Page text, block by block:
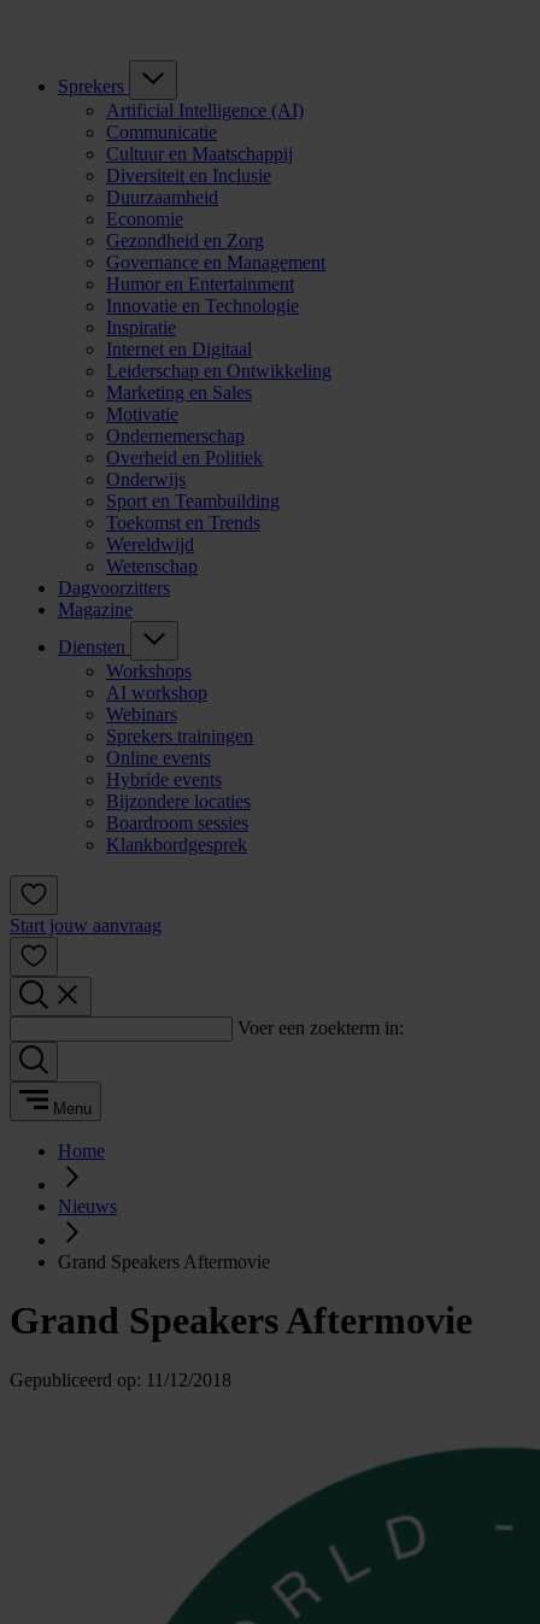
Sprekers
Artificial Intelligence (AI)
Communicatie
Cultuur en Maatschappij
Diversiteit en Inclusie
Duurzaamheid
Economie
Gezondheid en Zorg
Governance en Management
Humor en Entertainment
Innovatie en Technologie
Inspiratie
Internet en Digitaal
Leiderschap en Ontwikkeling
Marketing en Sales
Motivatie
Ondernemerschap
Overheid en Politiek
Onderwijs
Sport en Teambuilding
Toekomst en Trends
Wereldwijd
Wetenschap
Dagvoorzitters
Magazine
Diensten
Workshops
AI workshop
Webinars
Sprekers trainingen
Online events
Hybride events
Bijzondere locaties
Boardroom sessies
Klankbordgesprek
Start jouw aanvraag
Voer een zoekterm in:
Menu
Home
Nieuws
Grand Speakers Aftermovie
Grand Speakers Aftermovie
Gepubliceerd op: 11/12/2018